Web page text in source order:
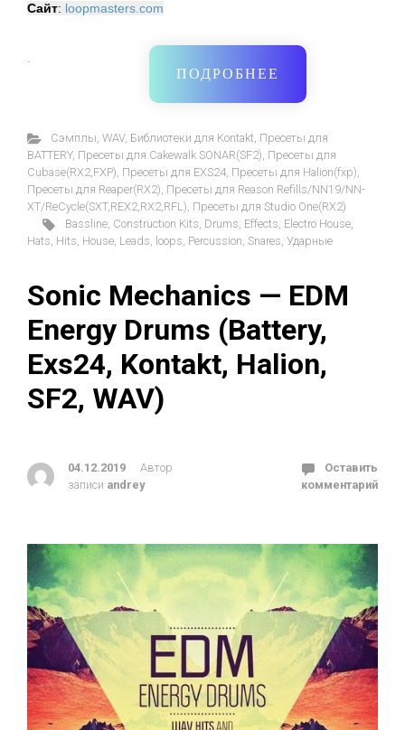
Сайт: loopmasters.com
·
ПОДРОБНЕЕ
Cэмплы, WAV, Библиотеки для Kontakt, Пресеты для
BATTERY, Пресеты для Cakewalk SONAR(SF2), Пресеты для
Cubase(RX2,FXP), Пресеты для EXS24, Пресеты для Halion(fxp),
Пресеты для Reaper(RX2), Пресеты для Reason Refills/NN19/NN-
XT/ReCycle(SXT,REX2,RX2,RFL), Пресеты для Studio One(RX2)
Bassline, Construction Kits, Drums, Effects, Electro House,
Hats, Hits, House, Leads, loops, Percussion, Snares, Ударные
Sonic Mechanics — EDM
Energy Drums (Battery,
Exs24, Kontakt, Halion,
SF2, WAV)
04.12.2019
Автор
записи andrey
Оставить
комментарий